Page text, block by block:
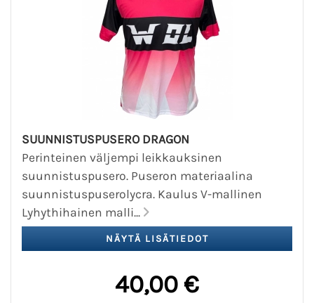
SUUNNISTUSPUSERO DRAGON
Perinteinen väljempi leikkauksinen
suunnistuspusero. Puseron materiaalina
suunnistuspuserolycra. Kaulus V-mallinen
Lyhythihainen malli...
40,00 €